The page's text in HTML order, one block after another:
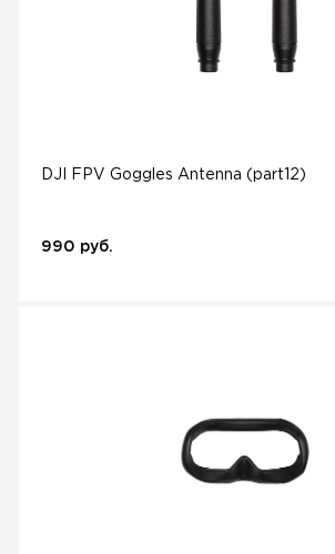
DJI FPV Goggles Antenna (part12)
990 руб.